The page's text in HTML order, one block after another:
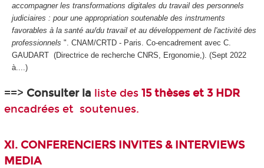
accompagner les transformations digitales du travail des personnels
judiciaires : pour une appropriation soutenable des instruments
favorables à la santé au/du travail et au développement de l'activité des
professionnels ". CNAM/CRTD - Paris. Co-encadrement avec C.
GAUDART (Directrice de recherche CNRS, Ergonomie,). (Sept 2022
à....)
==> Consulter la liste des 15 thèses et 3 HDR
encadrées et soutenues.
XI. CONFERENCIERS INVITES & INTERVIEWS
MEDIA